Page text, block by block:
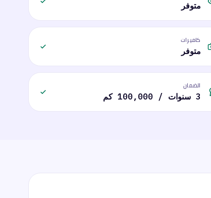
متوفر
كاميرات
متوفر
الضمان
3 سنوات / 100,000 كم